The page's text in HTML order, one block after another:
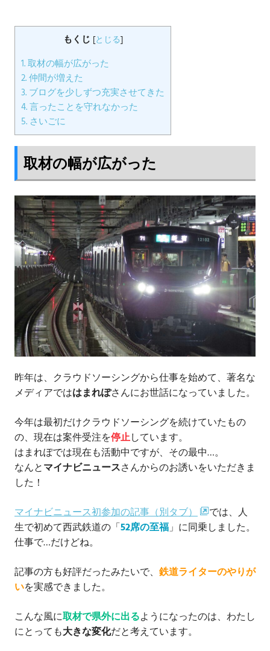
もくじ [とじる]
1.取材の幅が広がった
2.仲間が増えた
3. ブログを少しずつ充実させてきた
4.言ったことを守れなかった
5. さいごに
取材の幅が広がった
昨年は、クラウドソーシングから仕事を始めて、著名な
メディアでははまれぽさんにお世話になっていました。
今年は最初だけクラウドソーシングを続けていたもの
の、現在は案件受注を停止しています。
はまれぽでは現在も活動中ですが、その最中…。
なんとマイナビニュースさんからのお誘いをいただきま
した！
マイナビニュース初参加の記事（別タブ）
では、人
生で初めて西武鉄道の「52席の至福」に同乗しました。
仕事で…だけどね。
記事の方も好評だったみたいで、 鉄道ライターのやりが
いを実感できました。
こんな風に取材で県外に出るようになったのは、わたし
にとっても大きな変化だと考えています。